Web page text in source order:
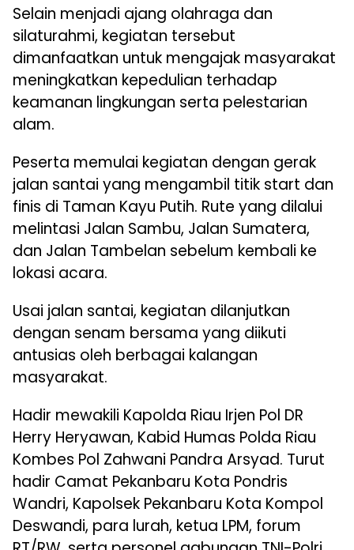
Selain menjadi ajang olahraga dan
silaturahmi, kegiatan tersebut
dimanfaatkan untuk mengajak masyarakat
meningkatkan kepedulian terhadap
keamanan lingkungan serta pelestarian
alam.
Peserta memulai kegiatan dengan gerak
jalan santai yang mengambil titik start dan
finis di Taman Kayu Putih. Rute yang dilalui
melintasi Jalan Sambu, Jalan Sumatera,
dan Jalan Tambelan sebelum kembali ke
lokasi acara.
Usai jalan santai, kegiatan dilanjutkan
dengan senam bersama yang diikuti
antusias oleh berbagai kalangan
masyarakat.
Hadir mewakili Kapolda Riau Irjen Pol DR
Herry Heryawan, Kabid Humas Polda Riau
Kombes Pol Zahwani Pandra Arsyad. Turut
hadir Camat Pekanbaru Kota Pondris
Wandri, Kapolsek Pekanbaru Kota Kompol
Deswandi, para lurah, ketua LPM, forum